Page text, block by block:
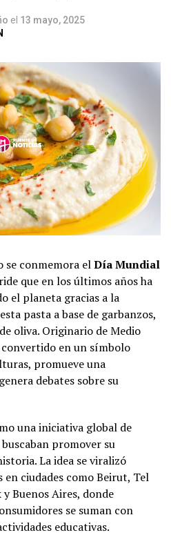
el 13 mayo, 2025
se conmemora elDía Mundial
que en los últimos años ha
el planeta gracias a la
pasta a base de garbanzos,
oliva. Originario de Medio
en un símbolo
promueve una
debates sobre su
una iniciativa global de
promover su
La idea se viralizó
ciudades como Beirut, Tel
Buenos Aires, donde
se suman con
educativas.